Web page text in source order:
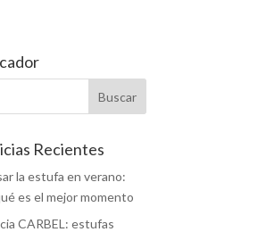
Recientes
la estufa en verano:
es el mejor momento
CARBEL: estufas